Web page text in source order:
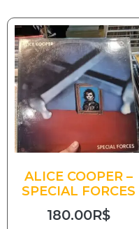
ALICE COOPER –
SPECIAL FORCES
180.00R$